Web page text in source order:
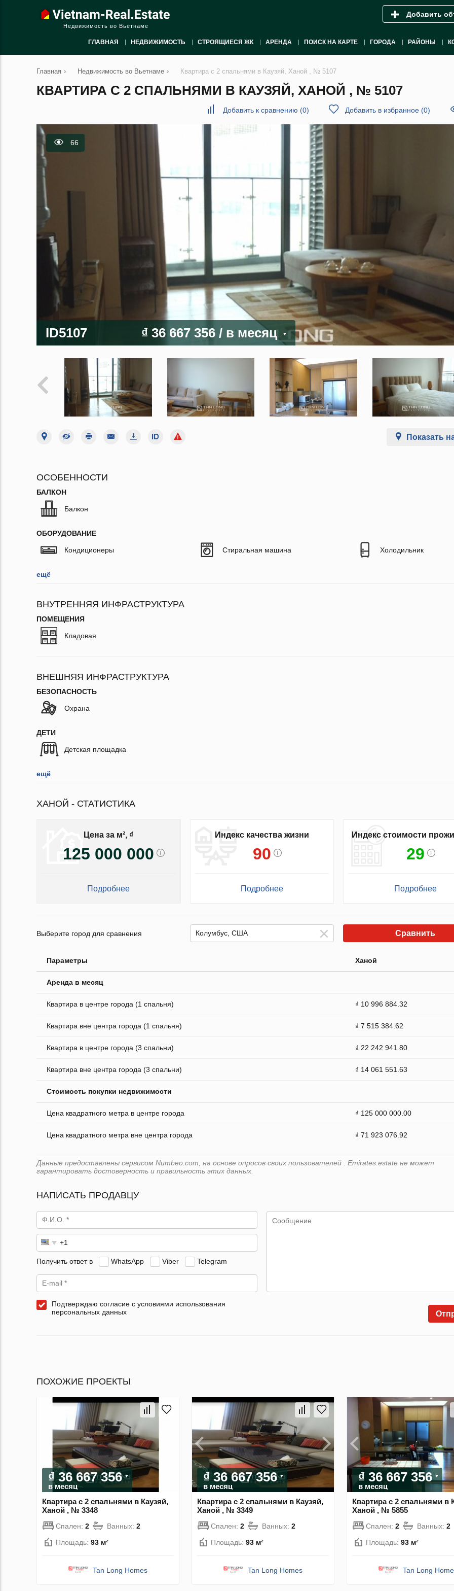
Недвижимость во Вьетнаме
Добавить
ГЛАВНАЯ НЕДВИЖИМОСТЬ СТРОЯЩИЕСЯ ЖК АРЕНДА ПОИСК НА КАРТЕ ГОРОДА РАЙОНЫ
Главная › Недвижимость во Вьетнаме › Квартира с 2 спальнями в Каузяй, Ханой , № 5107
КВАРТИРА С 2 СПАЛЬНЯМИ В КАУЗЯЙ, ХАНОЙ , № 5107
Добавить к сравнению (0) Добавить в избранное (0)
66
ID5107 ₫ 36 667 356 / в месяц
Показать
ОСОБЕННОСТИ
БАЛКОН
Балкон
ОБОРУДОВАНИЕ
Кондиционеры Стиральная машина Холодильник
ещё
ВНУТРЕННЯЯ ИНФРАСТРУКТУРА
ПОМЕЩЕНИЯ
Кладовая
ВНЕШНЯЯ ИНФРАСТРУКТУРА
БЕЗОПАСНОСТЬ
Охрана
ДЕТИ
Детская площадка
ещё
ХАНОЙ - СТАТИСТИКА
Цена за м², ₫
125 000 000
Подробнее
Индекс качества жизни
90
Подробнее
Индекс стоимости
29
Подробнее
Выберите город для сравнения Сравнить
Параметры Ханой
Аренда в месяц
Квартира в центре города (1 спальня) ₫ 10 996 884.32
Квартира вне центра города (1 спальня) ₫ 7 515 384.62
Квартира в центре города (3 спальни) ₫ 22 242 941.80
Квартира вне центра города (3 спальни) ₫ 14 061 551.63
Стоимость покупки недвижимости
Цена квадратного метра в центре города ₫ 125 000 000.00
Цена квадратного метра вне центра города ₫ 71 923 076.92
Данные предоставлены сервисом Numbeo.com, на основе опросов своих пользователей . Emirates.estate не может
гарантировать достоверность и правильность этих данных.
НАПИСАТЬ ПРОДАВЦУ
Получить ответ в WhatsApp Viber Telegram
Подтверждаю согласие с условиями использования
персональных данных
ПОХОЖИЕ ПРОЕКТЫ
₫ 36 667 356
в месяц
Квартира с 2 спальнями в Каузяй,
Ханой , № 3348
Спален: 2 Ванных: 2
Площадь: 93 м²
Tan Long Homes
₫ 36 667 356
в месяц
Квартира с 2 спальнями в Каузяй,
Ханой , № 3349
Спален: 2 Ванных: 2
Площадь: 93 м²
Tan Long Homes
₫ 36 667 356
в месяц
Квартира с 2 спальнями в
Ханой , № 5855
Спален: 2 Ванных: 2
Площадь: 93 м²
Tan Long